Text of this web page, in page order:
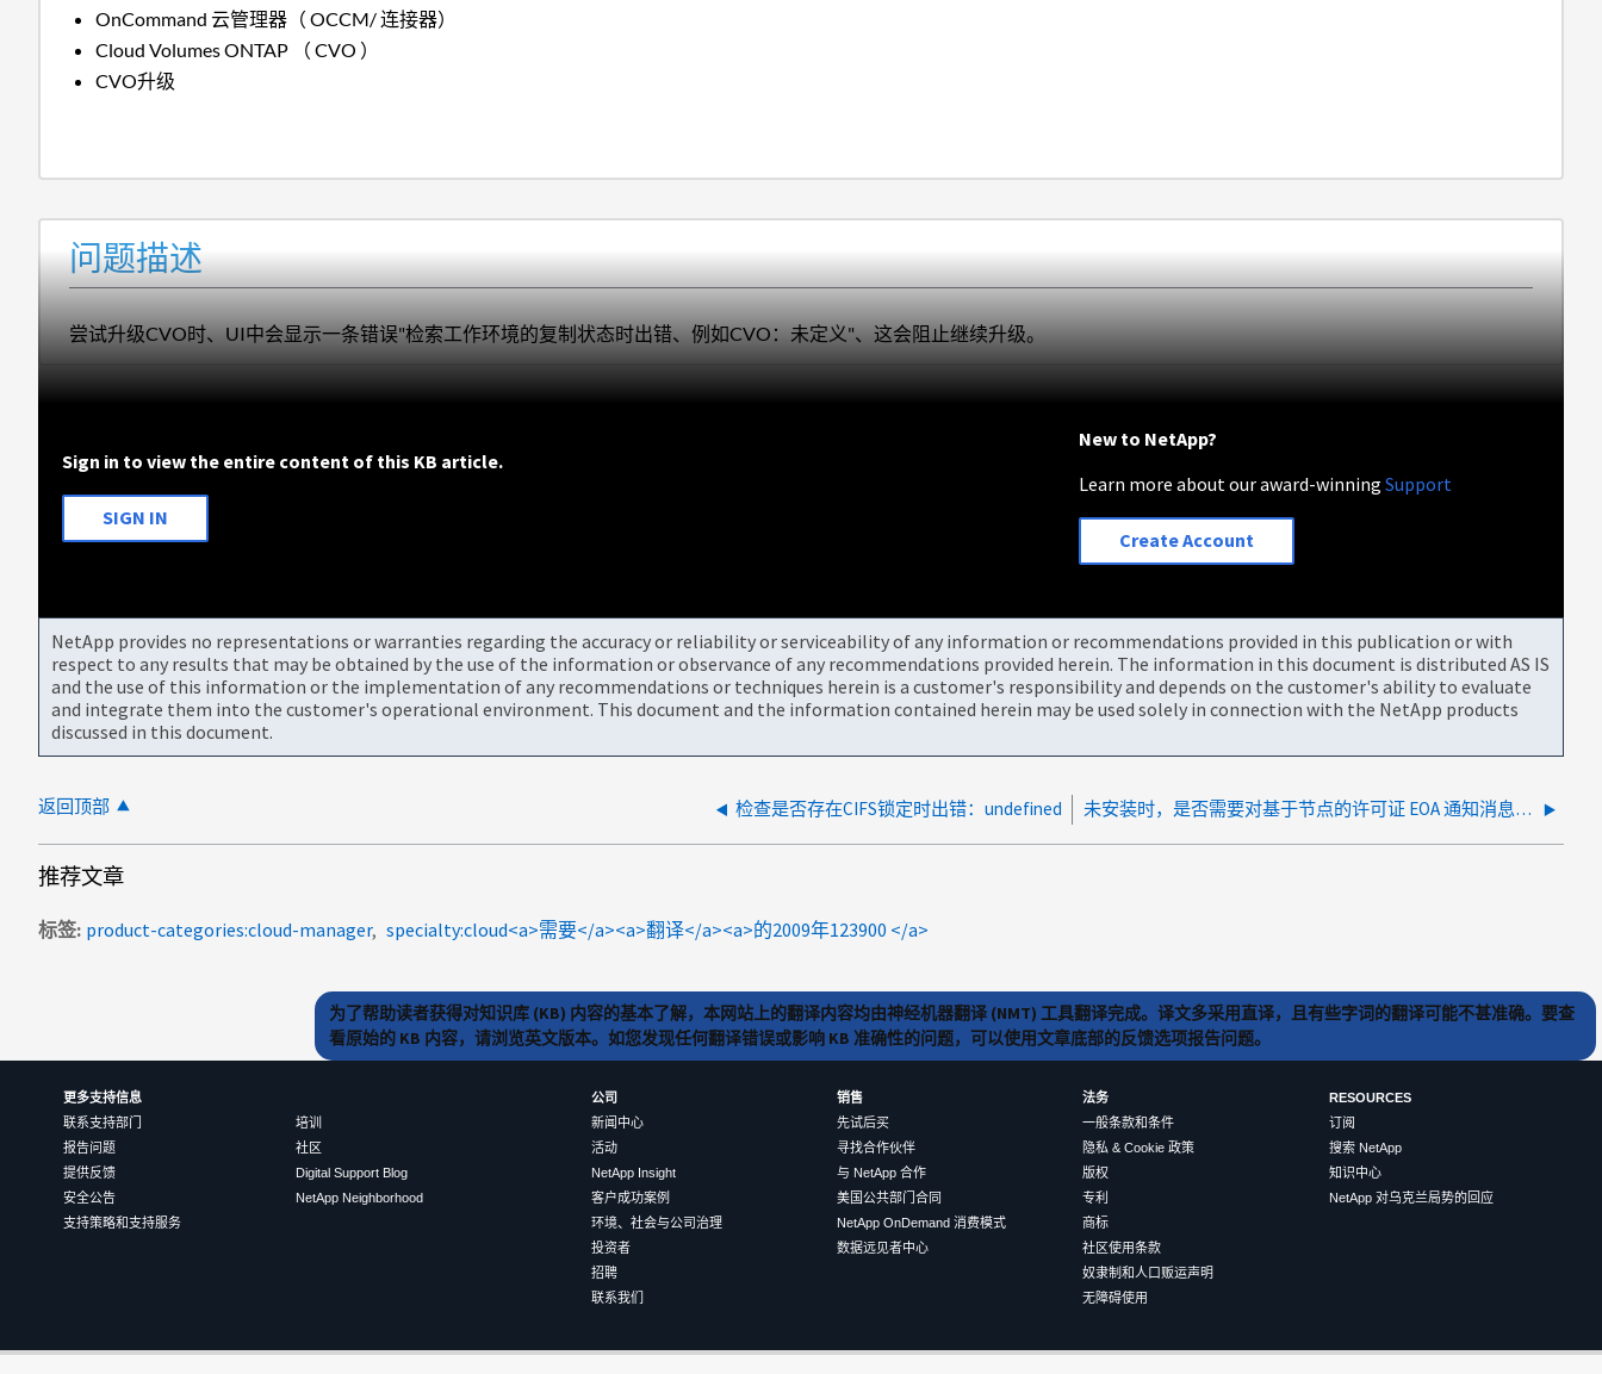
OnCommand 云管理器（ OCCM/ 连接器）
Cloud Volumes ONTAP （ CVO ）
CVO升级
问题描述
尝试升级CVO时、UI中会显示一条错误"检索工作环境的复制状态时出错、例如CVO：未定义"、这会阻止继续升级。
Sign in to view the entire content of this KB article.
SIGN IN
New to NetApp?
Learn more about our award-winningSupport
Create Account
NetApp provides no representations or warranties regarding the accuracy or reliability or serviceability of any information or recommendations provided in this publication or with
respect to any results that may be obtained by the use of the information or observance of any recommendations provided herein. The information in this document is distributed AS IS
and the use of this information or the implementation of any recommendations or techniques herein is a customer's responsibility and depends on the customer's ability to evaluate
and integrate them into the customer's operational environment. This document and the information contained herein may be used solely in connection with the NetApp products
discussed in this document.
返回顶部 检查是否存在CIFS锁定时出错：undefined 未安装时，是否需要对基于节点的许可证 EOA 通知消息采取任何操作？
推荐文章
标签 product-categories:cloud-manager specialty:cloud<a>需要</a><a>翻译</a><a>的2009年123900 </a>
为了帮助读者获得对知识库 (KB) 内容的基本了解，本网站上的翻译内容均由神经机器翻译 (NMT) 工具翻译完成。译文多采用直译，且有些字词的翻译可能不甚准确。要查
看原始的 KB 内容，请浏览英文版本。如您发现任何翻译错误或影响 KB 准确性的问题，可以使用文章底部的反馈选项报告问题。
更多支持信息
联系支持部门
报告问题
提供反馈
安全公告
支持策略和支持服务
培训
社区
Digital Support Blog
NetApp Neighborhood
公司
新闻中心
活动
NetApp Insight
客户成功案例
环境、社会与公司治理
投资者
招聘
联系我们
销售
先试后买
寻找合作伙伴
与 NetApp 合作
美国公共部门合同
NetApp OnDemand 消费模式
数据远见者中心
法务
一般条款和条件
隐私 & Cookie 政策
版权
专利
商标
社区使用条款
奴隶制和人口贩运声明
无障碍使用
RESOURCES
订阅
搜索 NetApp
知识中心
NetApp 对乌克兰局势的回应